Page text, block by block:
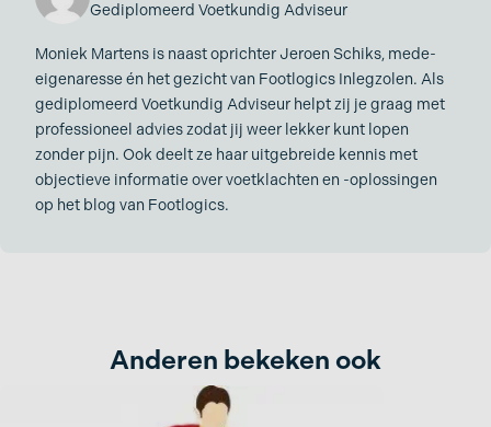
Gediplomeerd Voetkundig Adviseur
Moniek Martens is naast oprichter Jeroen Schiks, mede-
eigenaresse én het gezicht van Footlogics Inlegzolen. Als
gediplomeerd Voetkundig Adviseur helpt zij je graag met
professioneel advies zodat jij weer lekker kunt lopen
zonder pijn. Ook deelt ze haar uitgebreide kennis met
objectieve informatie over voetklachten en -oplossingen
op het blog van Footlogics.
Anderen bekeken ook